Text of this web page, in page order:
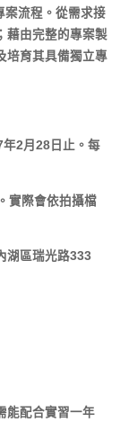
案流程。從需求接
藉由完整的專案製
培育其具備獨立專
2月28日止。每
實際會依拍攝檔
湖區瑞光路333
能配合實習一年